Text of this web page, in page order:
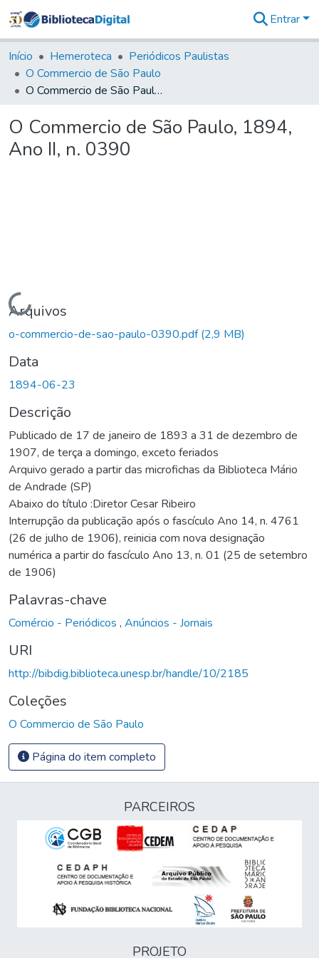
&
Coleções
Tudo na
Biblioteca
Estatísticas
Entrar
Início Hemeroteca
Periódicos Paulistas
O Commercio de São Paulo
O Commercio de São Paulo, 1894, Ano II, n. 0390
O Commercio de São Paulo, 1894,
Ano II, n. 0390
Carregando...
Arquivos
o-commercio-de-sao-paulo-0390.pdf(2,9 MB)
Data
1894-06-23
Descrição
Publicado de 17 de janeiro de 1893 a 31 de dezembro de
1907, de terça a domingo, exceto feriados
Arquivo gerado a partir das microfichas da Biblioteca Mário
de Andrade (SP)
Abaixo do título :Diretor Cesar Ribeiro
Interrupção da publicação após o fascículo Ano 14, n. 4761
(26 de julho de 1906), reinicia com nova designação
numérica a partir do fascículo Ano 13, n. 01 (25 de setembro
de 1906)
Palavras-chave
Comércio - Periódicos , Anúncios - Jornais
URI
http://bibdig.biblioteca.unesp.br/handle/10/2185
Coleções
O Commercio de São Paulo
Página do item completo
PARCEIROS
PROJETO